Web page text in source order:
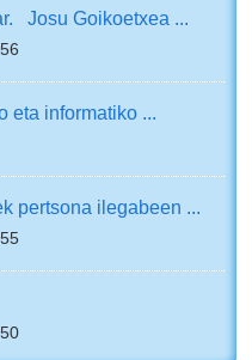
Josu Goikoetxea ...
eta informatiko ...
pertsona ilegabeen ...